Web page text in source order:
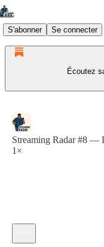
S'abonner Se connecter
Écoutez
Streaming Radar #8 —
1×